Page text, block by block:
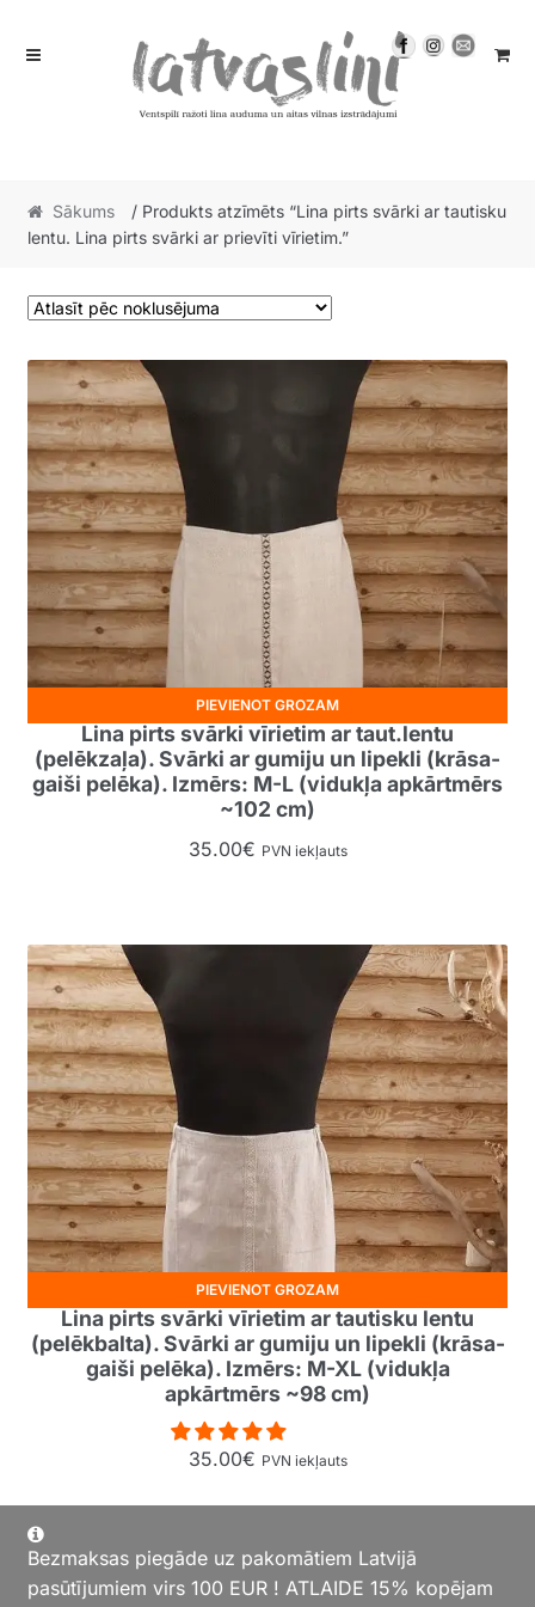
Skip
Skip
Sākums
/ Produkts atzīmēts “Lina pirts svārki ar tautisku
lentu. Lina pirts svārki ar prievīti vīrietim.”
Lina pirts svārki vīrietim ar taut.lentu
(pelēkzaļa). Svārki ar gumiju un lipekli (krāsa-
gaiši pelēka). Izmērs: M-L (vidukļa apkārtmērs
~102 cm)
35.00€ PVN iekļauts
PIEVIENOT GROZAM
Lina pirts svārki vīrietim ar tautisku lentu
(pelēkbalta). Svārki ar gumiju un lipekli (krāsa-
gaiši pelēka). Izmērs: M-XL (vidukļa
apkārtmērs ~98 cm)
35.00€ PVN iekļauts
PIEVIENOT GROZAM
Bezmaksas piegāde uz pakomātiem Latvijā
pasūtījumiem virs 100 EUR ! ATLAIDE 15% kopējam